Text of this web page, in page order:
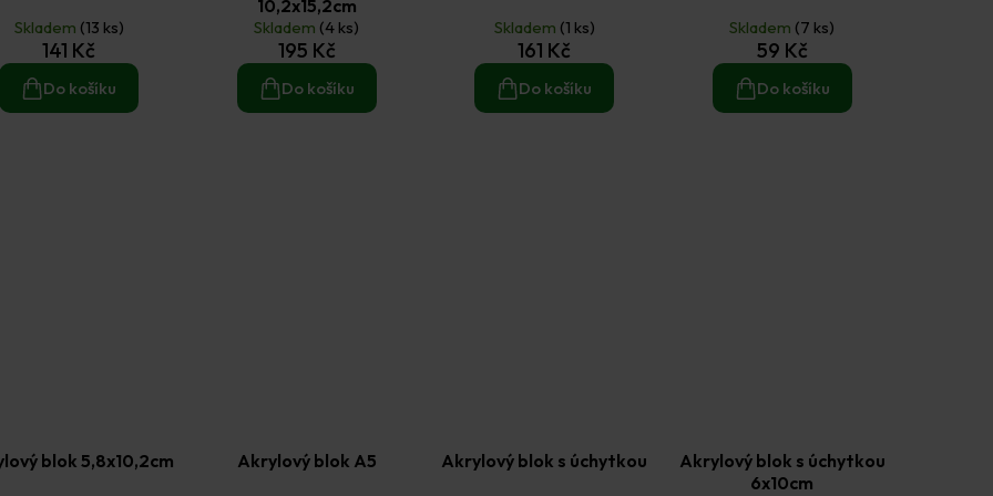
Skladem (13 ks)
141 Kč
Do košíku
10,2x15,2cm
Skladem (4 ks)
195 Kč
Do košíku
Skladem (1 ks)
161 Kč
Do košíku
Skladem (7 ks)
59 Kč
Do košíku
blok 5,8x10,2cm Akrylový blok A5 Akrylový blok s úchytkou
Akrylový blok s úchytkou
6x10cm